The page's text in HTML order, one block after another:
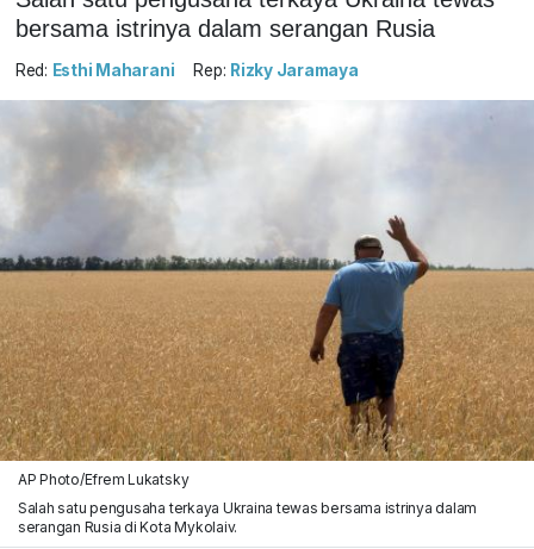
bersama istrinya dalam serangan Rusia
Red: Esthi Maharani Rep: Rizky Jaramaya
AP Photo/Efrem Lukatsky
Salah satu pengusaha terkaya Ukraina tewas bersama istrinya dalam
serangan Rusia di Kota Mykolaiv.